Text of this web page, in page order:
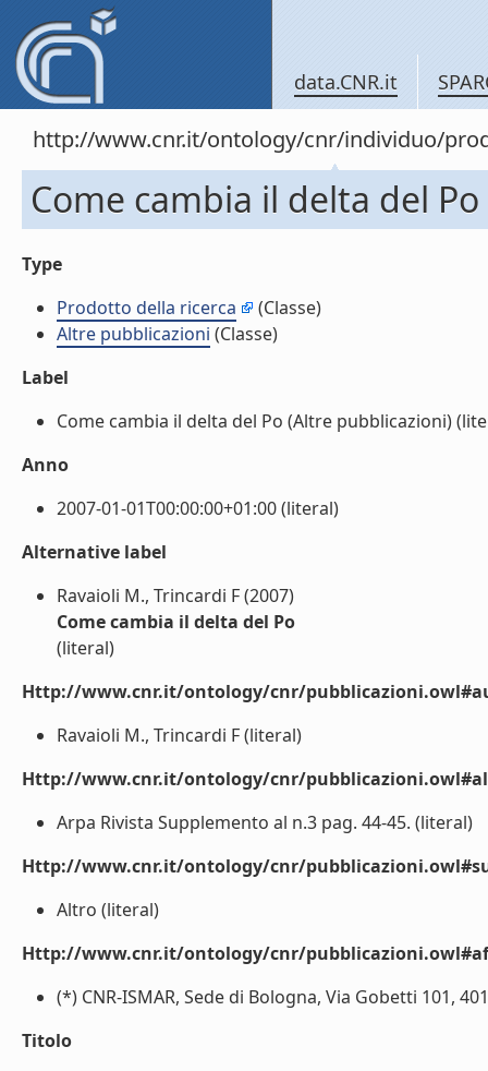
data.CNR.it
http://www.cnr.it/ontology/cnr/individuo/
Come cambia il delta del
Type
Prodotto della ricerca
(Classe)
Altre pubblicazioni (Classe)
Label
Come cambia il delta del Po (Altre pubblicazioni)
Anno
2007-01-01T00:00:00+01:00 (literal)
Alternative label
Ravaioli M., Trincardi F (2007)
Come cambia il delta del Po
(literal)
Http://www.cnr.it/ontology/cnr/
Ravaioli M., Trincardi F (literal)
Http://www.cnr.it/ontology/cnr/
Arpa Rivista Supplemento al n.3 pag. 44-45. (literal)
Http://www.cnr.it/ontology/cnr/
Altro (literal)
Http://www.cnr.it/ontology/cnr/
(*) CNR-ISMAR, Sede di Bologna, Via Gobetti 101,
Titolo